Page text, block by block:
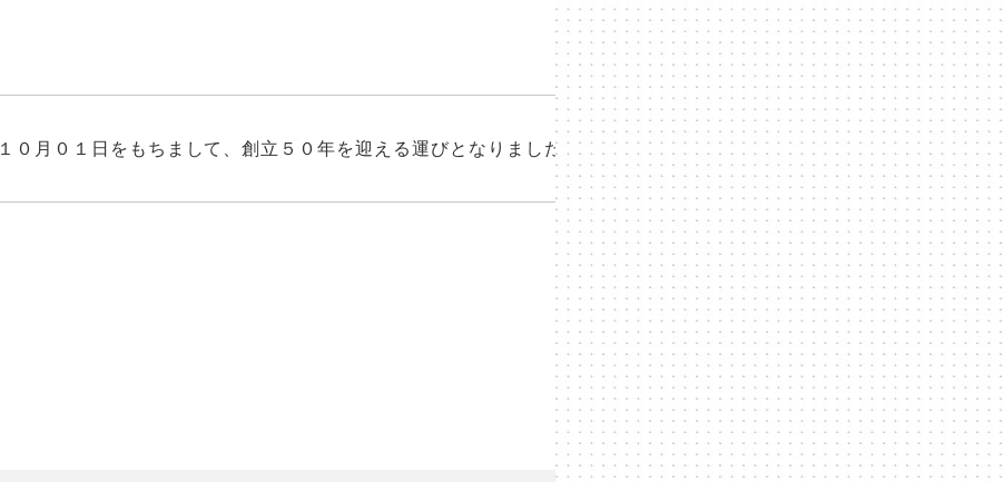
０月０１日をもちまして、創立５０年を迎える運びとなりました。
記事アーカイブ
2024.10
2023.4